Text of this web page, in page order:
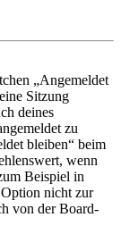
„Angemeldet
Sitzung
deines
zu
bleiben“ beim
wenn
Beispiel in
nicht zur
von der Board-